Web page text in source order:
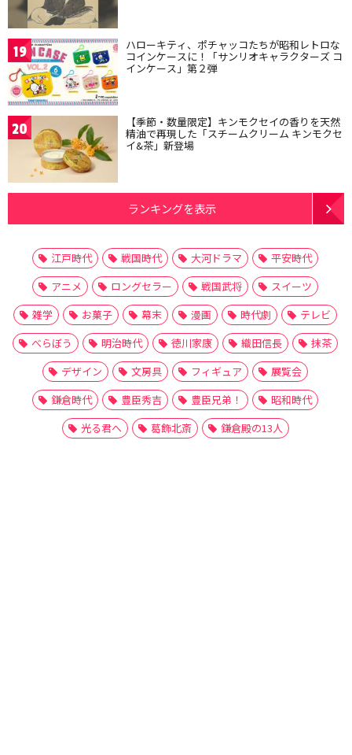
19 ハローキティ、ポチャッコたちが昭和レトロな
コインケースに！「サンリオキャラクターズ コ
インケース」第２弾
20 【季節・数量限定】キンモクセイの香りを天然
精油で再現した「スチームクリーム キンモクセ
イ&茶」新登場
ランキングを表示
江戸時代 戦国時代 大河ドラマ
平安時代
アニメ
ロングセラー 戦国武将
スイーツ
雑学
お菓子 幕末 漫画 時代劇
テレビ
べらぼう
明治時代 徳川家康 織田信長
抹茶
デザイン
文房具 フィギュア
展覧会
鎌倉時代
豊臣秀吉 豊臣兄弟！
昭和時代
光る君へ
葛飾北斎 鎌倉殿の13人